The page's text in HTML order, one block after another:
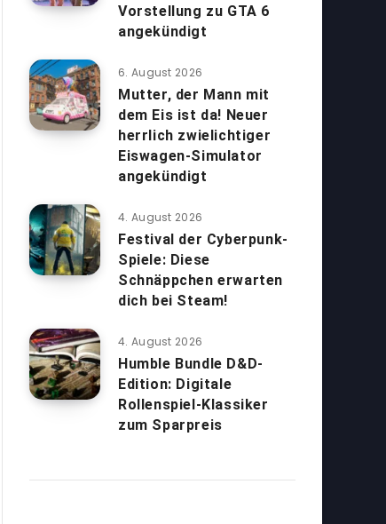
Vorstellung zu GTA 6
angekündigt
6. August 2026
Mutter, der Mann mit
dem Eis ist da! Neuer
herrlich zwielichtiger
Eiswagen-Simulator
angekündigt
4. August 2026
Festival der Cyberpunk-
Spiele: Diese
Schnäppchen erwarten
dich bei Steam!
4. August 2026
Humble Bundle D&D-
Edition: Digitale
Rollenspiel-Klassiker
zum Sparpreis